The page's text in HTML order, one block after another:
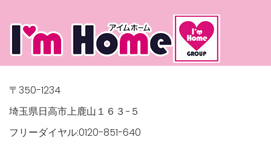
manager/wp-
top-
〒350-1234
埼玉県日高市上鹿山１６３−５
フリーダイヤル:0120-851-640